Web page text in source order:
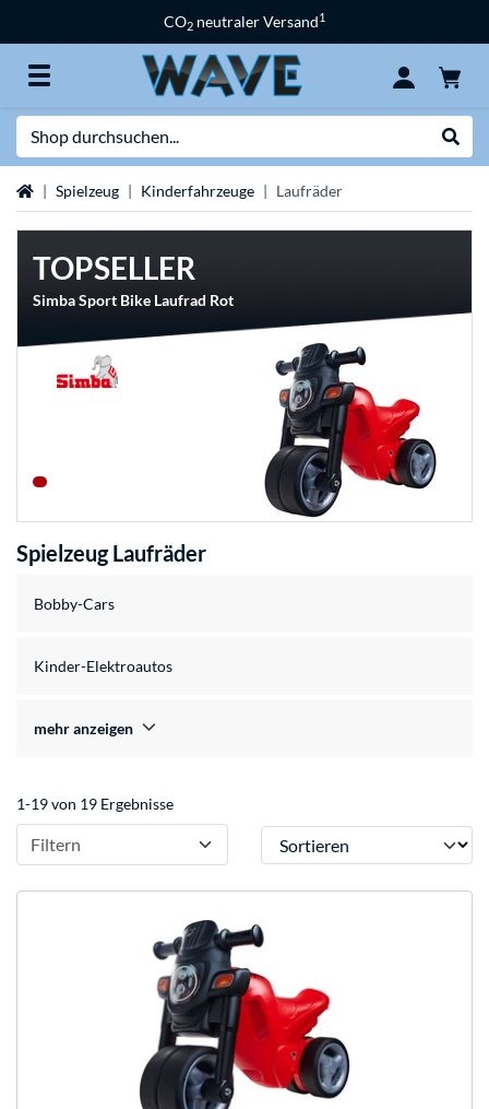
CO2 neutraler Versand1
StartseiteSpielzeug Kinderfahrzeuge Laufräder
TOPSELLER
Simba Sport Bike Laufrad Rot
Spielzeug Laufräder
Bobby-Cars
Kinder-Elektroautos
mehr anzeigen
1-19 von 19 Ergebnisse
Filtern Sortieren